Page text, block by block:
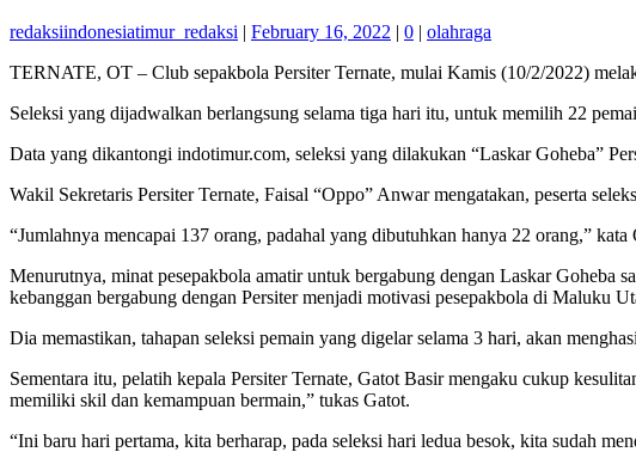
redaksiindonesiatimur_redaksi | February 16, 2022 | 0 | olahraga
TERNATE, OT – Club sepakbola Persiter Ternate, mulai Kamis (10/2/2022)
Seleksi yang dijadwalkan berlangsung selama tiga hari itu, untuk memilih 22
Data yang dikantongi indotimur.com, seleksi yang dilakukan “Laskar Goheba”
Wakil Sekretaris Persiter Ternate, Faisal “Oppo” Anwar mengatakan, peserta
“Jumlahnya mencapai 137 orang, padahal yang dibutuhkan hanya 22 orang,”
Menurutnya, minat pesepakbola amatir untuk bergabung dengan Laskar Goheba
kebanggan bergabung dengan Persiter menjadi motivasi pesepakbola di Maluku
Dia memastikan, tahapan seleksi pemain yang digelar selama 3 hari, akan
Sementara itu, pelatih kepala Persiter Ternate, Gatot Basir mengaku cukup
memiliki skil dan kemampuan bermain,” tukas Gatot.
“Ini baru hari pertama, kita berharap, pada seleksi hari ledua besok, kita sudah